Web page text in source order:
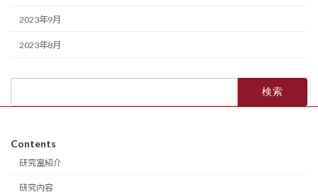
2023年9月
2023年8月
Contents
研究室紹介
研究内容